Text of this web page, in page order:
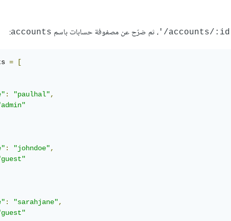
، ثم صَرّح عن مصفوفة حسابات باسم accounts
:
=
[
: "paulhal",
: "johndoe",
: "sarahjane",